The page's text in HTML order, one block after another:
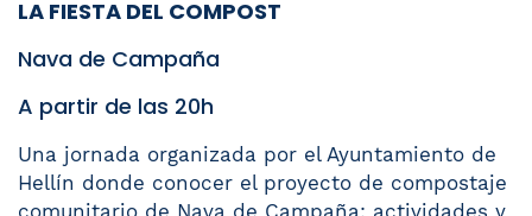
LA FIESTA DEL COMPOST
Nava de Campaña
A partir de las 20h
Una jornada organizada por el Ayuntamiento de
Hellín donde conocer el proyecto de compostaje
comunitario de Nava de Campaña: actividades y